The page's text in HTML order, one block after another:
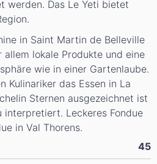
werden. Das Le Yeti bietet
in Saint Martin de Belleville
lokale Produkte und eine
wie in einer Gartenlaube.
Kulinariker das Essen in La
Sternen ausgezeichnet ist
interpretiert. Leckeres Fondue
in Val Thorens.
45